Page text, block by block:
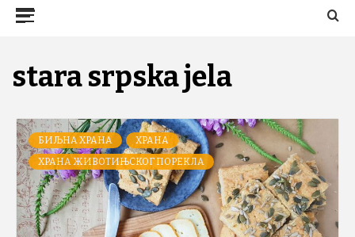
stara srpska jela
БИЉНА ХРАНА
ХРАНА
ХРАНА ЖИВОТИЊСКОГ ПОРЕКЛА